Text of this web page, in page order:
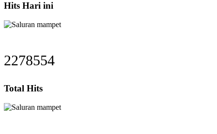
Hits Hari ini
2278554
Total Hits